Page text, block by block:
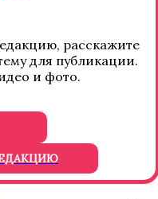
расскажите
для публикации.
и фото.